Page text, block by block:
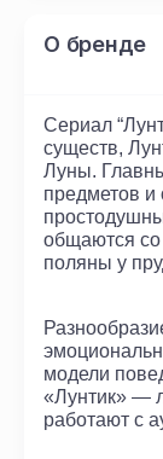
О бренде
Сериал
существ,
Луны.
предметов и
общаются со
поляны у
модели
«Лунтик» —
работают с